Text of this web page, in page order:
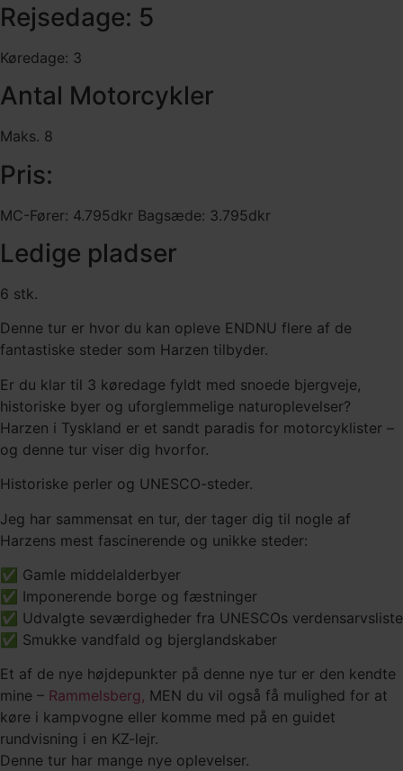
Rejsedage: 5
Køredage: 3
Antal Motorcykler
Maks. 8
Pris:
MC-Fører: 4.795dkr Bagsæde: 3.795dkr
Ledige pladser
6 stk.
Denne tur er hvor du kan opleve ENDNU flere af de
fantastiske steder som Harzen tilbyder.
Er du klar til 3 køredage fyldt med snoede bjergveje,
historiske byer og uforglemmelige naturoplevelser?
Harzen i Tyskland er et sandt paradis for motorcyklister –
og denne tur viser dig hvorfor.
Historiske perler og UNESCO-steder.
Jeg har sammensat en tur, der tager dig til nogle af
Harzens mest fascinerende og unikke steder:
✅ Gamle middelalderbyer
✅ Imponerende borge og fæstninger
✅ Udvalgte seværdigheder fra UNESCOs verdensarvsliste
✅ Smukke vandfald og bjerglandskaber
Et af de nye højdepunkter på denne nye tur er den kendte
mine – Rammelsberg, MEN du vil også få mulighed for at
køre i kampvogne eller komme med på en guidet
rundvisning i en KZ-lejr.
Denne tur har mange nye oplevelser.